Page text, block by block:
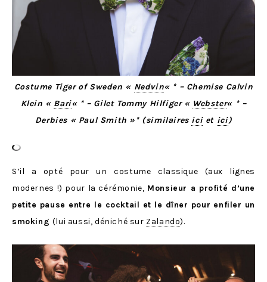
Costume Tiger of Sweden « Nedvin« * – Chemise Calvin
Klein « Bari« * – Gilet Tommy Hilfiger « Webster« * –
Derbies « Paul Smith »* (similaires iciet ici)
S’il a opté pour un costume classique (aux lignes
modernes !) pour la cérémonie, Monsieur a profité d’une
petite pause entre le cocktail et le dîner pour enfiler un
smoking (lui aussi, déniché sur Zalando).